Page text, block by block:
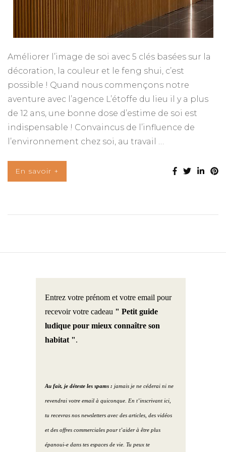
Améliorer l’image de soi avec 5 clés basées sur la
décoration, la couleur et le feng shui, c’est
possible ! Quand nous commençons notre
aventure avec l’agence L’étoffe du lieu il y a plus
de 12 ans, une bonne dose d’estime de soi est
indispensable ! Convaincus de l’influence de
l’environnement chez soi, au travail …
En savoir +
Entrez votre prénom et votre email pour
recevoir votre cadeau " Petit guide
ludique pour mieux connaître son
habitat ".
Au fait, je déteste les spams : jamais je ne céderai ni ne
revendrai votre email à quiconque. En t’inscrivant ici,
tu recevras nos newsletters avec des articles, des vidéos
et des offres commerciales pour t’aider à être plus
épanoui-e dans tes espaces de vie. Tu peux te